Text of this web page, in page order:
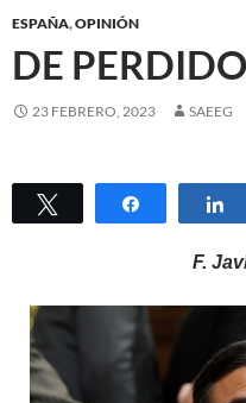
ESPAÑA,OPINIÓN
DE
23 FEBRERO, 2023 SAEEG
Twittear Compartir
F.